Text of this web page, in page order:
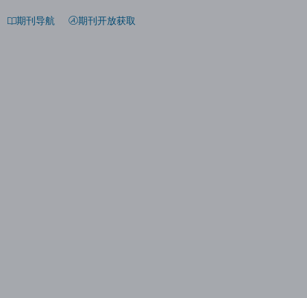
期刊导航 期刊开放获取